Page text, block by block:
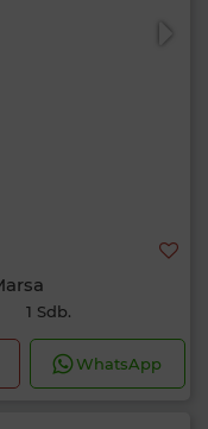
1 Sdb.
WhatsApp